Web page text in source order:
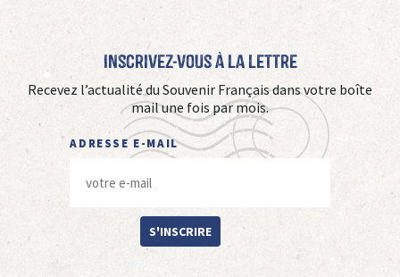
Inscrivez-vous à La Lettre
Recevez l’actualité du Souvenir Français dans votre boîte
mail une fois par mois.
ADRESSE E-MAIL
S'INSCRIRE